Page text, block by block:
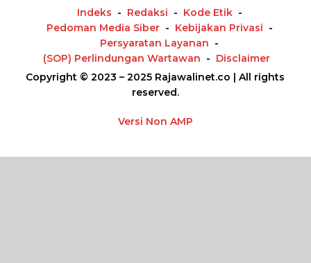
Indeks Redaksi
Kode Etik
Pedoman Media Siber
Kebijakan Privasi
Persyaratan Layanan
(SOP) Perlindungan Wartawan
Disclaimer
Copyright © 2023 – 2025 Rajawalinet.co | All rights
reserved.
Versi Non AMP